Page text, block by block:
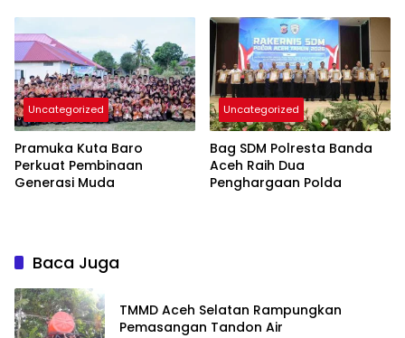
Uncategorized
Pramuka Kuta Baro
Perkuat Pembinaan
Generasi Muda
Uncategorized
Bag SDM Polresta Banda
Aceh Raih Dua
Penghargaan Polda
Baca Juga
TMMD Aceh Selatan Rampungkan
Pemasangan Tandon Air